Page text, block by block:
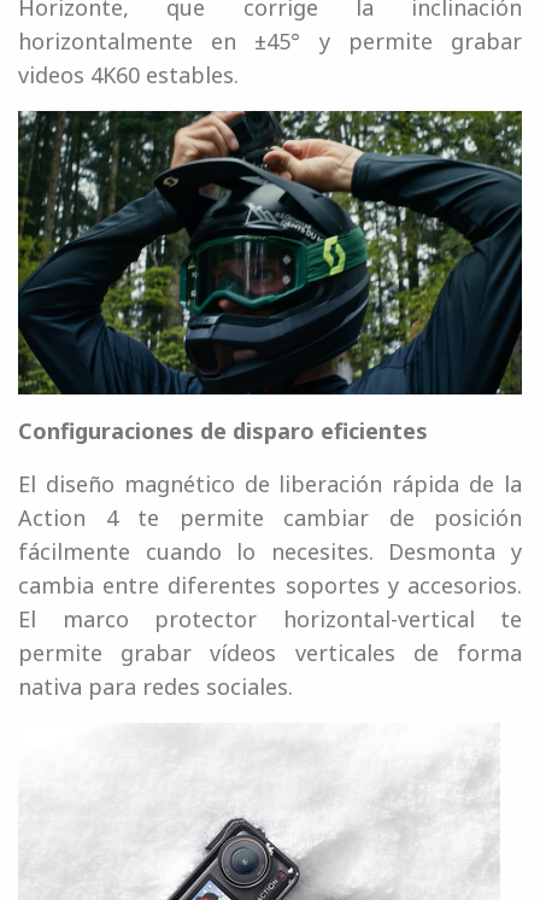
Horizonte, que corrige la inclinación
horizontalmente en ±45° y permite grabar
videos 4K60 estables.
Configuraciones de disparo eficientes
El diseño magnético de liberación rápida de la
Action 4 te permite cambiar de posición
fácilmente cuando lo necesites. Desmonta y
cambia entre diferentes soportes y accesorios.
El marco protector horizontal-vertical te
permite grabar vídeos verticales de forma
nativa para redes sociales.